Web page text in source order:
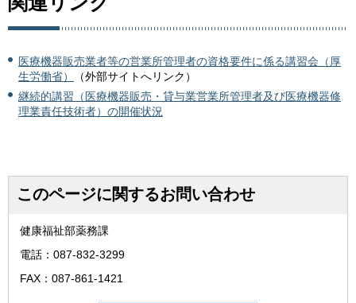
医療機器販売業者等の営業所管理者の資格要件に係る講習会（厚
生労働省）
（外部サイトへリンク）
継続的講習（医療機器販売・貸与業営業所管理者及び医療機器修
理業責任技術者）の開催状況
このページに関するお問い合わせ
健康福祉部薬務課
電話：087-832-3299
FAX：087-861-1421